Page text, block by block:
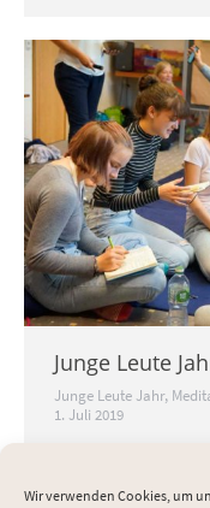
Wir verwenden Cookies, um
Junge Leute
Junge Leute Jahr,
1. Juli 2019